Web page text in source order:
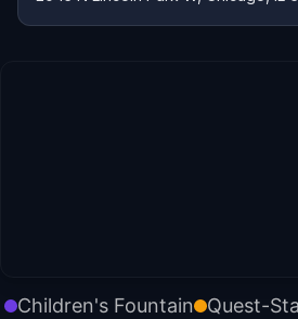
Children's Fountain Quest-